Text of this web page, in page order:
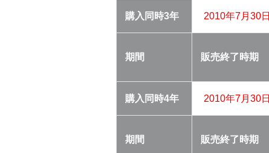
購入同時3年 2010年7月30日
期間 販売終了 時期
購入同時4年 2010年7月30日
期間 販売終了 時期